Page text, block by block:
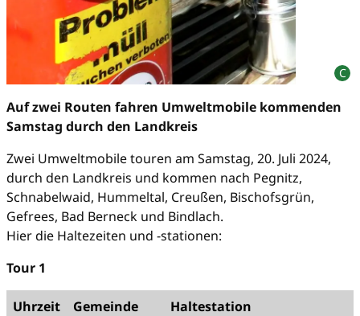
Auf zwei Routen fahren Umweltmobile kommenden
Samstag durch den Landkreis
Zwei Umweltmobile touren am Samstag, 20. Juli 2024,
durch den Landkreis und kommen nach Pegnitz,
Schnabelwaid, Hummeltal, Creußen, Bischofsgrün,
Gefrees, Bad Berneck und Bindlach.
Hier die Haltezeiten und -stationen:
Tour 1
Uhrzeit Gemeinde
Haltestation